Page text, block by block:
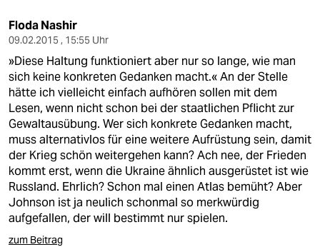
Floda Nashir
09.02.2015 , 15:55 Uhr
»Diese Haltung funktioniert aber nur so lange, wie man
sich keine konkreten Gedanken macht.« An der Stelle
hätte ich vielleicht einfach aufhören sollen mit dem
Lesen, wenn nicht schon bei der staatlichen Pflicht zur
Gewaltausübung. Wer sich konkrete Gedanken macht,
muss alternativlos für eine weitere Aufrüstung sein, damit
der Krieg schön weitergehen kann? Ach nee, der Frieden
kommt erst, wenn die Ukraine ähnlich ausgerüstet ist wie
Russland. Ehrlich? Schon mal einen Atlas bemüht? Aber
Johnson ist ja neulich schonmal so merkwürdig
aufgefallen, der will bestimmt nur spielen.
zum Beitrag